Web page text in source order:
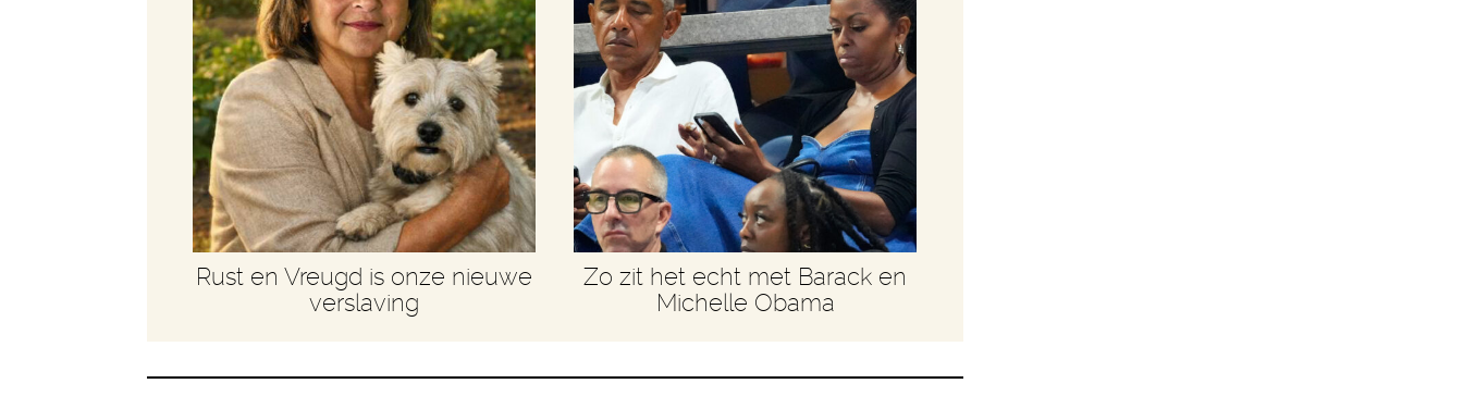
Rust en Vreugd is onze nieuwe
verslaving
Zo zit het echt met Barack en
Michelle Obama